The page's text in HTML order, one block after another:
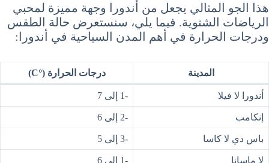
هذا الجو المثالي يجعل من أندورا وجهة مميزة لمحبي
الرياضات الشتوية. فيما يلي، سنستعرض حالة الطقس
ودرجات الحرارة في أهم المدن السياحية في أندورا:
المدينة درجات الحرارة (°C)
أندورا لا فيلا -1 إلى 7
إنكامب -2 إلى 6
باس دي لا كاسا -3 إلى 5
لا ماسانا -1 إلى 6